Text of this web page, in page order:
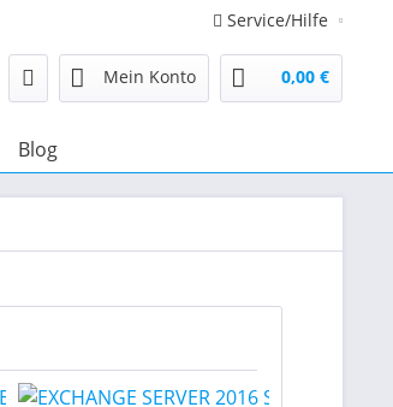
Service/Hilfe
Mein Konto 0,00 €
Blog